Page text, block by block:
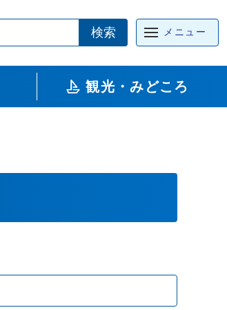
検索 メニュー
観光・みどころ